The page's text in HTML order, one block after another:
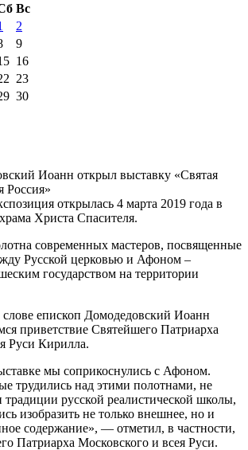
Вс
2
9
16
23
30
Иоанн открыл выставку «Святая
Россия»
открылась 4 марта 2019 года в
Христа Спасителя.
современных мастеров, посвященные
Русской церковью и Афоном ‒
государством на территории
епископ Домодедовский Иоанн
приветствие Святейшего Патриарха
Руси Кирилла.
мы соприкоснулись с Афоном.
трудились над этими полотнами, не
традиции русской реалистической школы,
изобразить не только внешнее, но и
содержание», — отметил, в частности,
Патриарха Московского и всея Руси.